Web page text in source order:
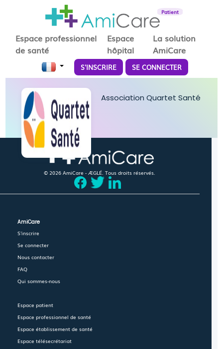
Patient
Espace professionnel
de santé
Espace
hôpital
La solution
AmiCare
S'INSCRIRE SE CONNECTER
Association Quartet Santé
© 2026 AmiCare - ÆGLÉ. Tous droits réservés.
AmiCare
S'inscrire
Se connecter
Nous contacter
FAQ
Qui sommes-nous
Espace patient
Espace professionnel de santé
Espace établissement de santé
Espace télésecrétariat